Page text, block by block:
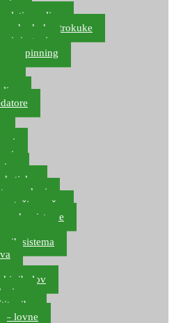
varalica
dvokuke, trokuke
i ringovi
za spinning
markeri
mreže
sisteme
amura
sistema
ribolov
ribe
– lovne